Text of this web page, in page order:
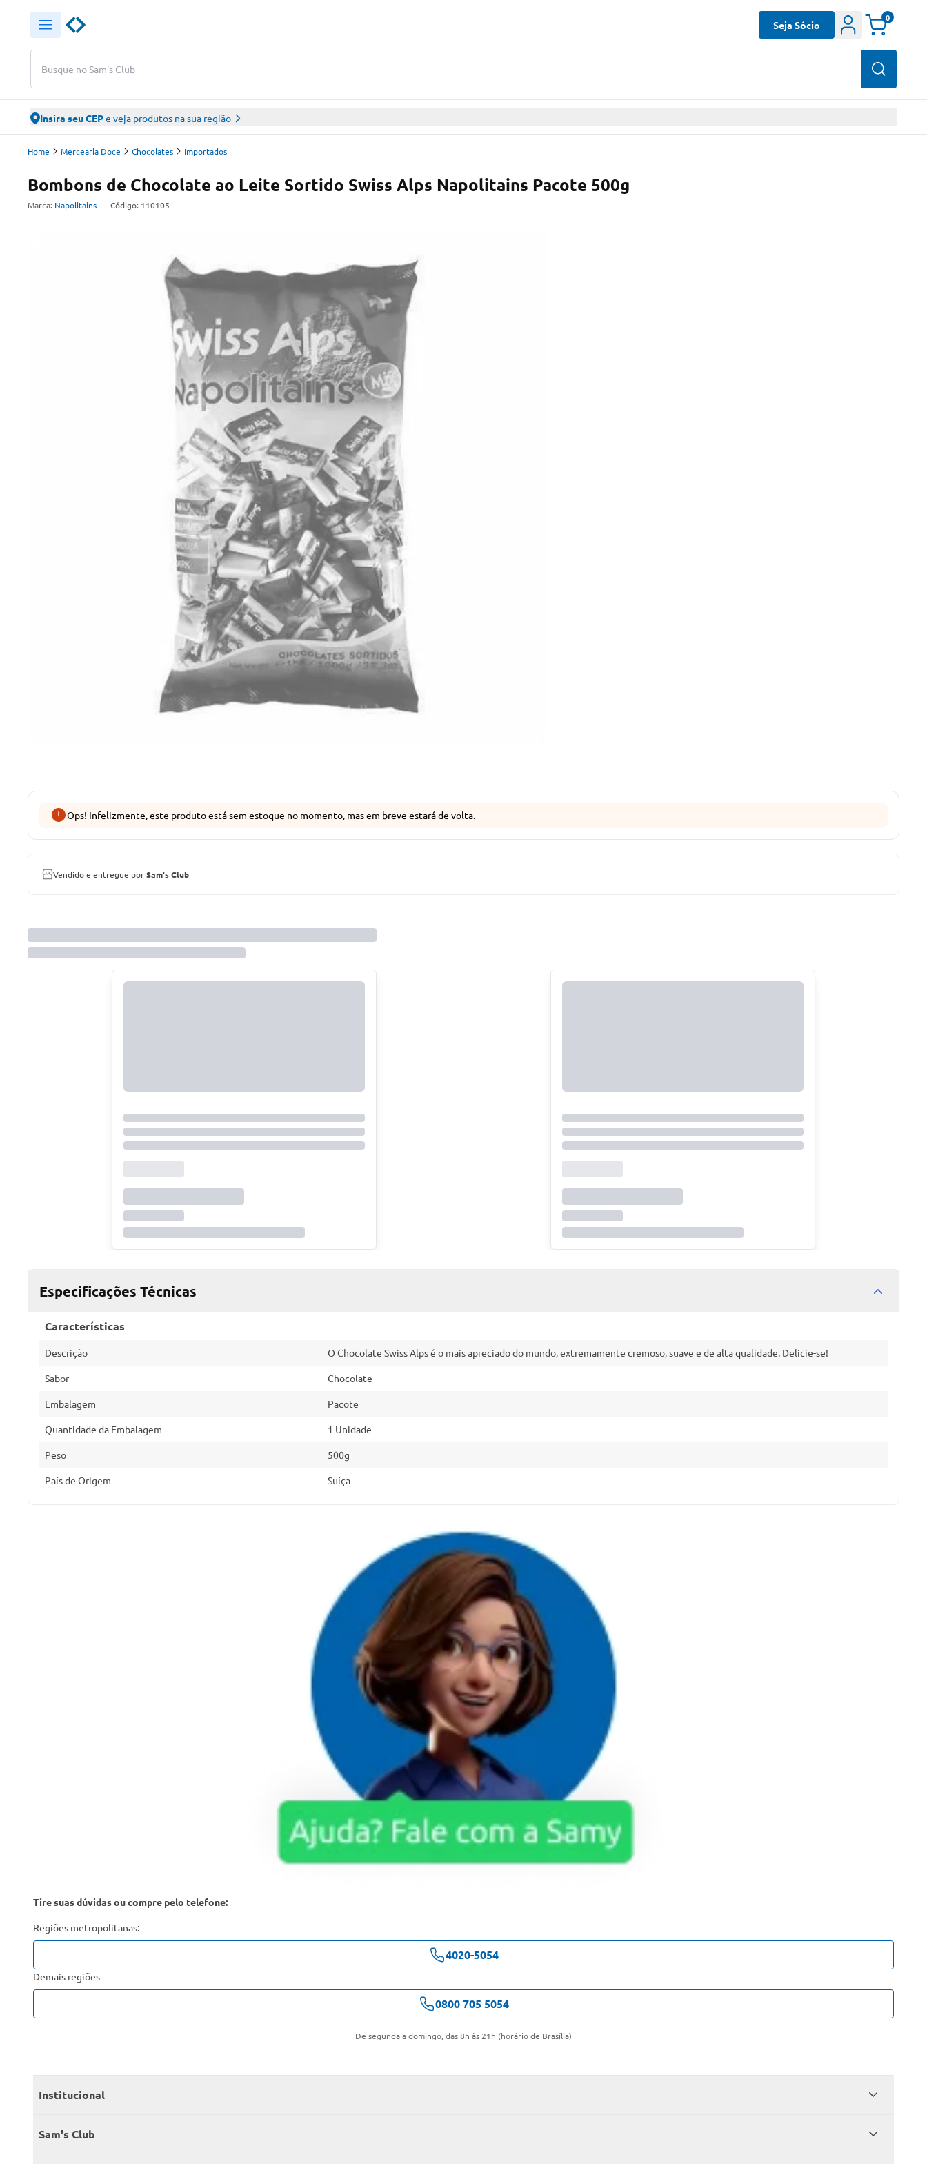
Busque no Sam's Club
Seja Sócio
0
Insira seu CEPe veja produtos na sua região
Home Mercearia Doce Chocolates Importados
Bombons de Chocolate ao Leite Sortido Swiss Alps Napolitains Pacote 500g
Marca: Napolitains - Código: 110105
Ops! Infelizmente, este produto está sem estoque no momento, mas em breve estará de volta.
Vendido e entregue porSam's Club
Especificações Técnicas
Características
Descrição O Chocolate Swiss Alps é o mais apreciado do mundo, extremamente cremoso, suave e de alta qualidade. Delicie-se!
Sabor Chocolate
Embalagem Pacote
Quantidade da Embalagem 1 Unidade
Peso 500g
País de Origem Suíça
Tire suas dúvidas ou compre pelo telefone:
Regiões metropolitanas:
4020-5054
Demais regiões
0800 705 5054
De segunda a domingo, das 8h às 21h (horário de Brasília)
Institucional
Quem somos
Sam's Club